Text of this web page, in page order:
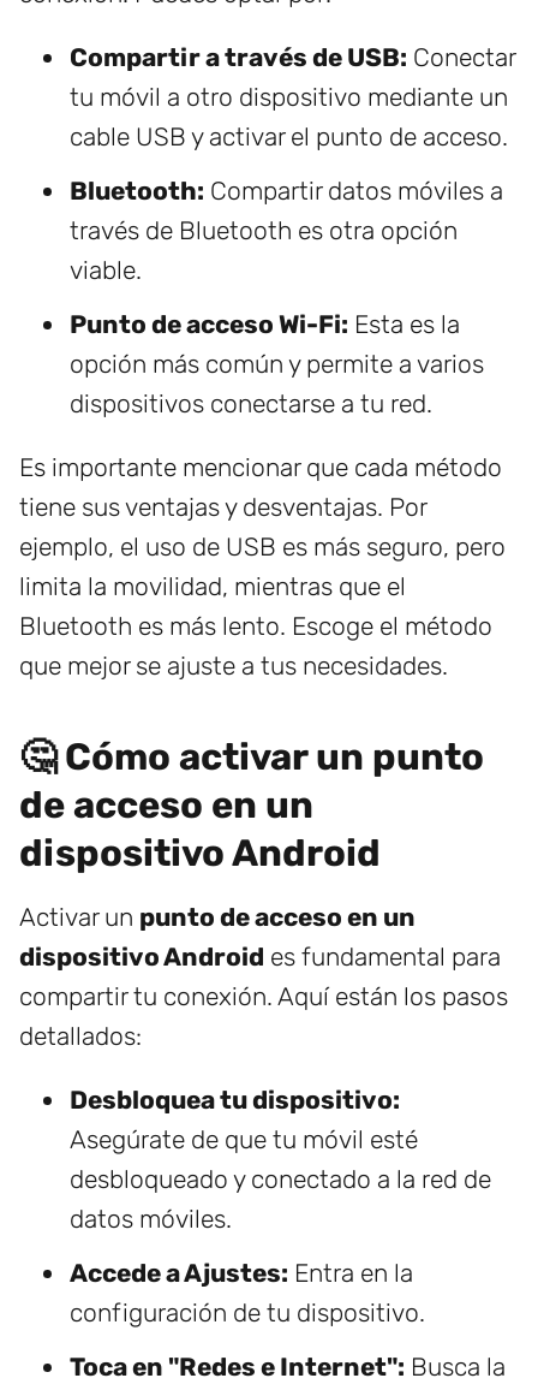
Compartir a través de USB: Conectar
tu móvil a otro dispositivo mediante un
cable USB y activar el punto de acceso.
Bluetooth: Compartir datos móviles a
través de Bluetooth es otra opción
viable.
Punto de acceso Wi-Fi: Esta es la
opción más común y permite a varios
dispositivos conectarse a tu red.
Es importante mencionar que cada método
tiene sus ventajas y desventajas. Por
ejemplo, el uso de USB es más seguro, pero
limita la movilidad, mientras que el
Bluetooth es más lento. Escoge el método
que mejor se ajuste a tus necesidades.
🤔 Cómo activar un punto
de acceso en un
dispositivo Android
Activar un punto de acceso en un
dispositivo Android es fundamental para
compartir tu conexión. Aquí están los pasos
detallados:
Desbloquea tu dispositivo:
Asegúrate de que tu móvil esté
desbloqueado y conectado a la red de
datos móviles.
Accede a Ajustes: Entra en la
configuración de tu dispositivo.
Toca en "Redes e Internet": Busca la